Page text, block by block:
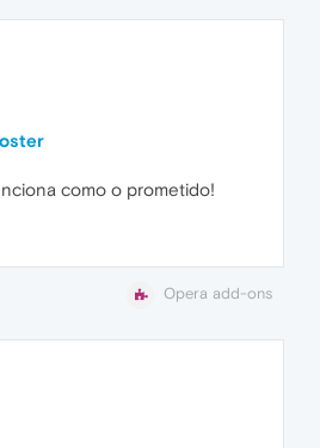
como o prometido!
Opera add-ons